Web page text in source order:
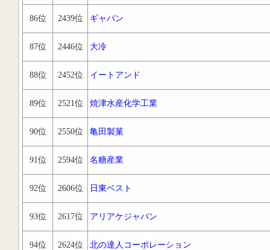
86位 2439位 ギャバン
87位 2446位 大冷
88位 2452位 イートアンド
89位 2521位 焼津水産化学工業
90位 2550位 亀田製菓
91位 2594位 名糖産業
92位 2606位 日東ベスト
93位 2617位 アリアケジャパン
94位 2624位 北の達人コーポレーション